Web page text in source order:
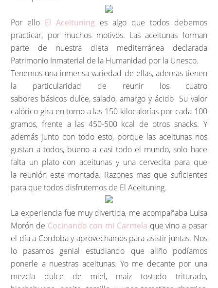
Por ello El Aceituning es algo que todos debemos
practicar, por muchos motivos. Las aceitunas forman
parte de nuestra dieta mediterránea declarada
Patrimonio Inmaterial de la Humanidad por la Unesco.
Tenemos una inmensa variedad de ellas, ademas tienen
la particularidad de reunir los cuatro
sabores básicos dulce, salado, amargo y ácido Su valor
calórico gira en torno a las 150 kilocalorías por cada 100
gramos, frente a las 450-500 kcal de otros snacks. Y
además junto con todo esto, porque las aceitunas nos
gustan a todos, bueno a casi todo el mundo, solo hace
falta un plato con aceitunas y una cervecita para que
la reunión este montada. Razones mas que suficientes
para que todos disfrutemos de El Aceituning.
La experiencia fue muy divertida, me acompañaba Luisa
Morón de Cocinando con mi Carmela que vino a pasar
el día a Córdoba y aprovechamos para asistir juntas. Nos
lo pasamos genial estudiando que aliño podíamos
ponerle a nuestras aceitunas. Yo me decante por una
mezcla dulce de miel, maíz tostado triturado,